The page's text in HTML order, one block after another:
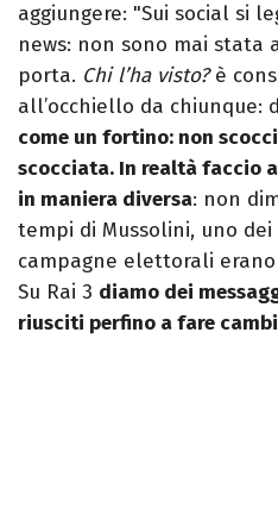
aggiungere: "Sui social si
news: non sono mai stata
porta. Chi l’ha visto?è
all’occhiello da chiunque:
come un fortino: non
scocciata. In realtà faccio
in maniera diversa: non
tempi di Mussolini, uno
campagne elettorali erano
Su Rai 3 diamo dei
riusciti perfino a fare